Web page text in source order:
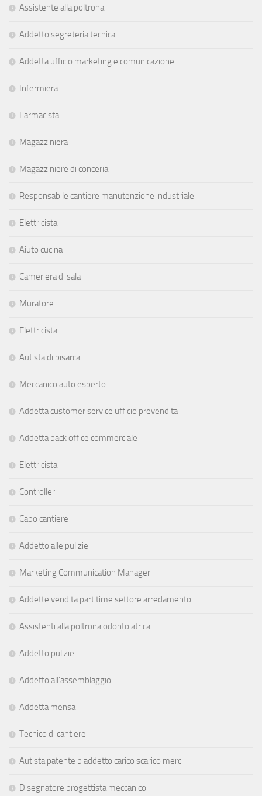
Assistente alla poltrona
Addetto segreteria tecnica
Addetta ufficio marketing e comunicazione
Infermiera
Farmacista
Magazziniera
Magazziniere di conceria
Responsabile cantiere manutenzione industriale
Elettricista
Aiuto cucina
Cameriera di sala
Muratore
Elettricista
Autista di bisarca
Meccanico auto esperto
Addetta customer service ufficio prevendita
Addetta back office commerciale
Elettricista
Controller
Capo cantiere
Addetto alle pulizie
Marketing Communication Manager
Addette vendita part time settore arredamento
Assistenti alla poltrona odontoiatrica
Addetto pulizie
Addetto all’assemblaggio
Addetta mensa
Tecnico di cantiere
Autista patente b addetto carico scarico merci
Disegnatore progettista meccanico